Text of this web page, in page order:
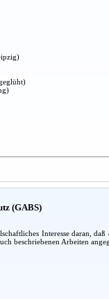
(GABS)
Interesse daran,
beschriebenen Arbeiten